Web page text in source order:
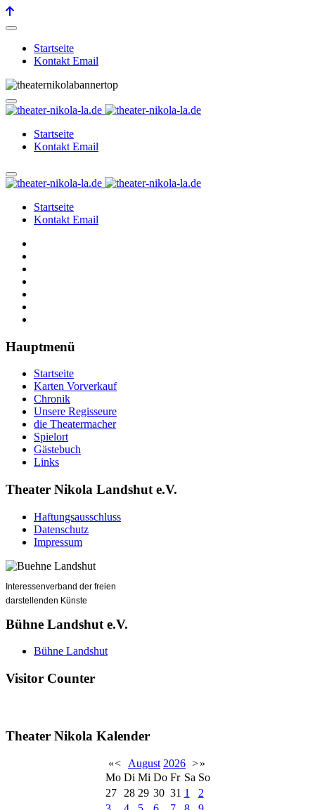
Startseite
Kontakt Email
Startseite
Kontakt Email
Startseite
Kontakt Email
Hauptmenü
Startseite
Karten Vorverkauf
Chronik
Unsere Regisseure
die Theatermacher
Spielort
Gästebuch
Links
Theater Nikola Landshut e.V.
Haftungsausschluss
Datenschutz
Impressum
Interessenverband der freien
darstellenden Künste
Bühne Landshut e.V.
Bühne Landshut
Visitor Counter
Theater Nikola Kalender
«< August 2026 >»
Mo Di Mi Do Fr Sa So
27
28 29 30 31 1
2